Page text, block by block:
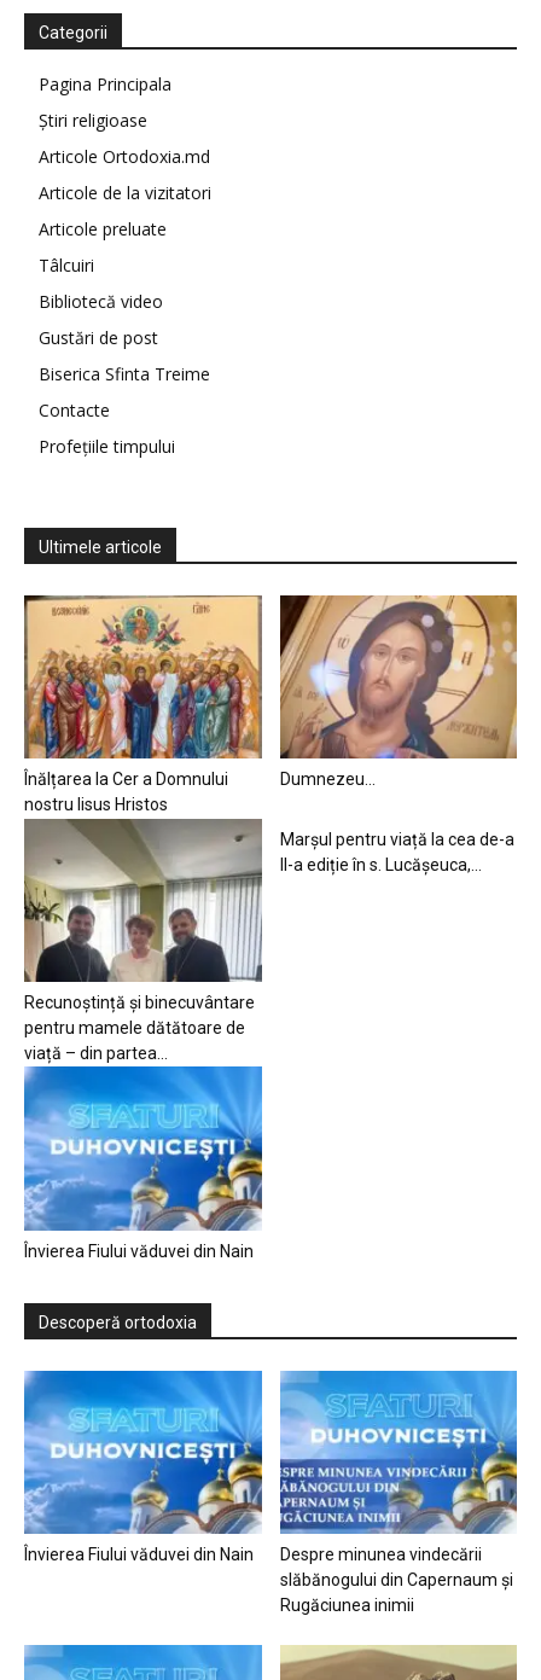
Categorii
Pagina Principala
Știri religioase
Articole Ortodoxia.md
Articole de la vizitatori
Articole preluate
Tâlcuiri
Bibliotecă video
Gustări de post
Biserica Sfinta Treime
Contacte
Profețiile timpului
Ultimele articole
Înălțarea la Cer a Domnului
nostru Iisus Hristos
Dumnezeu…
Recunoștință și binecuvântare
pentru mamele dătătoare de
viață – din partea...
Marșul pentru viață la cea de-a
II-a ediție în s. Lucășeuca,...
Învierea Fiului văduvei din Nain
Descoperă ortodoxia
Învierea Fiului văduvei din Nain
Despre minunea vindecării
slăbănogului din Capernaum și
Rugăciunea inimii